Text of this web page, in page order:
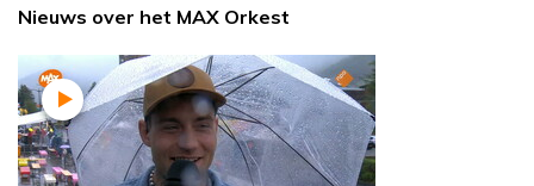
Nieuws over het MAX Orkest